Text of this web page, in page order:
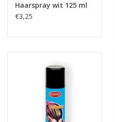
Haarspray wit 125 ml
€3,25